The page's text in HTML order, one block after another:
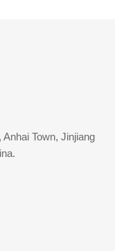
Town, Jinjiang